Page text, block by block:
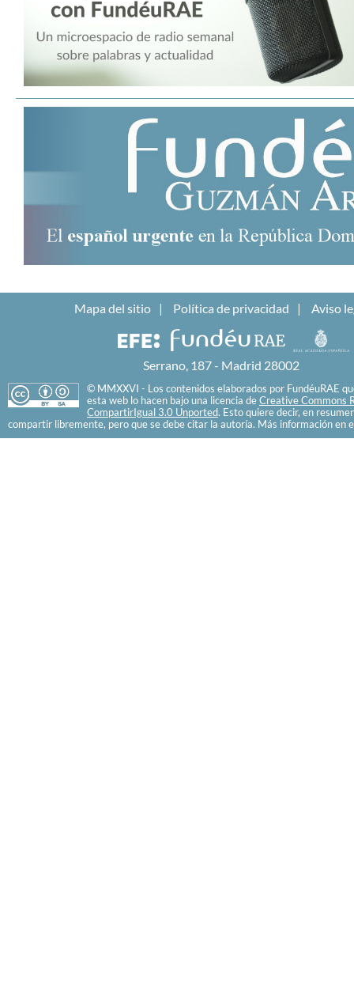
Mapa del sitio Política de privacidad Aviso
Serrano, 187 - Madrid 28002
© MMXXVI - Los contenidos elaborados por FundéuRAE
esta web lo hacen bajo una licencia de Creative Commons
CompartirIgual 3.0 Unported. Esto quiere decir, en
compartir libremente, pero que se debe citar la autoría. Más información en